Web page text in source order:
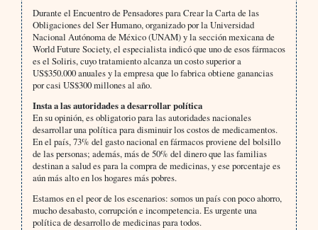
Durante el Encuentro de Pensadores para Crear la Carta de las
Obligaciones del Ser Humano, organizado por la Universidad
Nacional Autónoma de México (UNAM) y la sección mexicana de
World Future Society, el especialista indicó que uno de esos fármacos
es el Soliris, cuyo tratamiento alcanza un costo superior a
US$350.000 anuales y la empresa que lo fabrica obtiene ganancias
por casi US$300 millones al año.
Insta a las autoridades a desarrollar política
En su opinión, es obligatorio para las autoridades nacionales
desarrollar una política para disminuir los costos de medicamentos.
En el país, 73% del gasto nacional en fármacos proviene del bolsillo
de las personas; además, más de 50% del dinero que las familias
destinan a salud es para la compra de medicinas, y ese porcentaje es
aún más alto en los hogares más pobres.
Estamos en el peor de los escenarios: somos un país con poco ahorro,
mucho desabasto, corrupción e incompetencia. Es urgente una
política de desarrollo de medicinas para todos.